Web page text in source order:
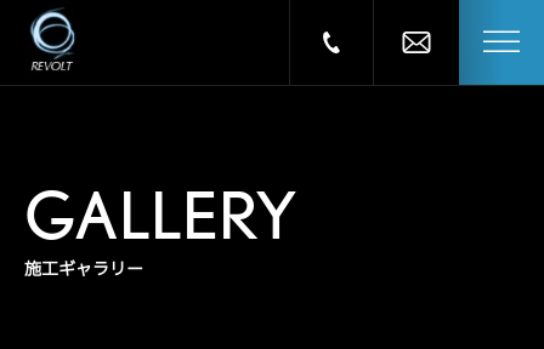
GALLERY
施工ギャラリー